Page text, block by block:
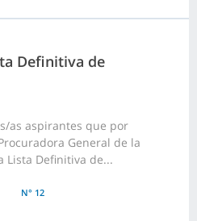
Definitiva de
as aspirantes que por
General de la
Lista Definitiva de...
N° 12